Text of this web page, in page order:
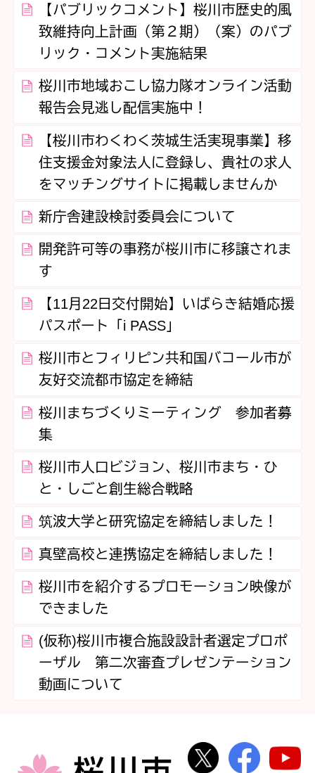
【パブリックコメント】桜川市歴史的風
致維持向上計画（第２期）（案）のパブ
リック・コメント実施結果
桜川市地域おこし協力隊オンライン活動
報告会見逃し配信実施中！
【桜川市わくわく茨城生活実現事業】移
住支援金対象法人に登録し、貴社の求人
をマッチングサイトに掲載しませんか
新庁舎建設検討委員会について
開発許可等の事務が桜川市に移譲されま
す
【11月22日交付開始】いばらき結婚応援
パスポート「i PASS」
桜川市とフィリピン共和国バコール市が
友好交流都市協定を締結
桜川まちづくりミーティング 参加者募
集
桜川市人口ビジョン、桜川市まち・ひ
と・しごと創生総合戦略
筑波大学と研究協定を締結しました！
真壁高校と連携協定を締結しました！
桜川市を紹介するプロモーション映像が
できました
(仮称)桜川市複合施設設計者選定プロポ
ーザル 第二次審査プレゼンテーション
動画について
桜川市
桜川市公式
桜川